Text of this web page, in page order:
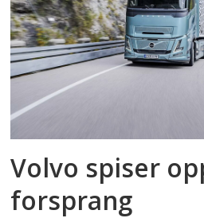
Volvo spiser
forsprang